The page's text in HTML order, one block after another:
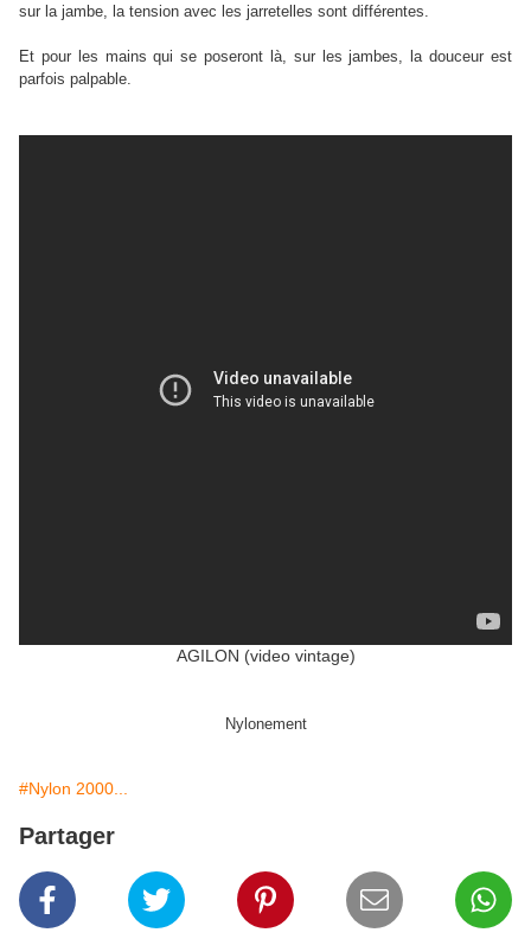
sur la jambe, la tension avec les jarretelles sont différentes.
Et pour les mains qui se poseront là, sur les jambes, la douceur est
parfois palpable.
AGILON (video vintage)
Nylonement
#Nylon 2000...
Partager